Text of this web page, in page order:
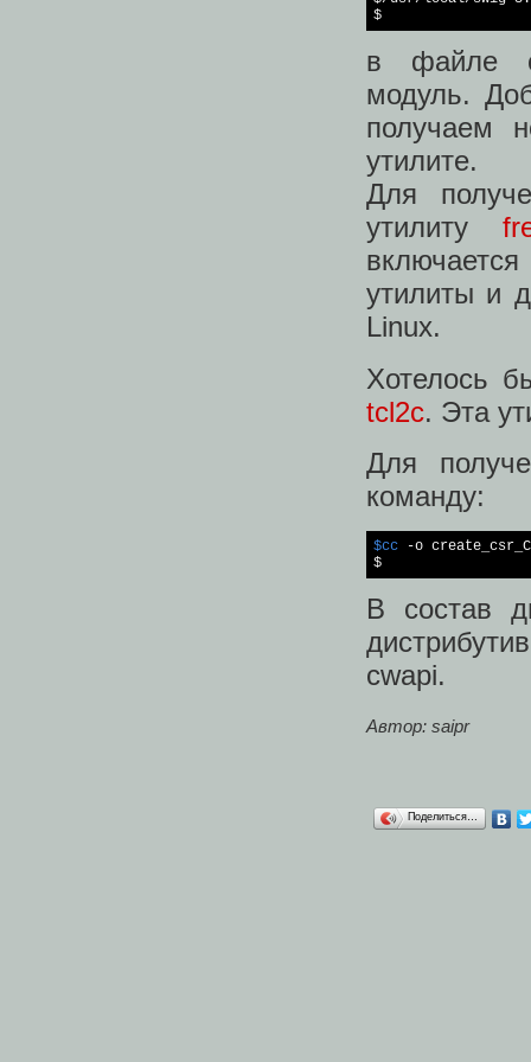
$
в файле
модуль.
получаем
утилите.
Для
утилиту
утилиты и
Linux.
Хотелось
tcl2c. Эта
Для
команду:
$cc -o
$
В состав
cwapi.
Автор: saipr
Поделиться…